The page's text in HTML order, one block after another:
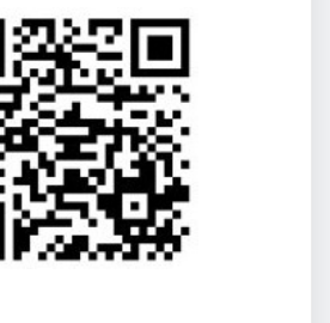
прикладного